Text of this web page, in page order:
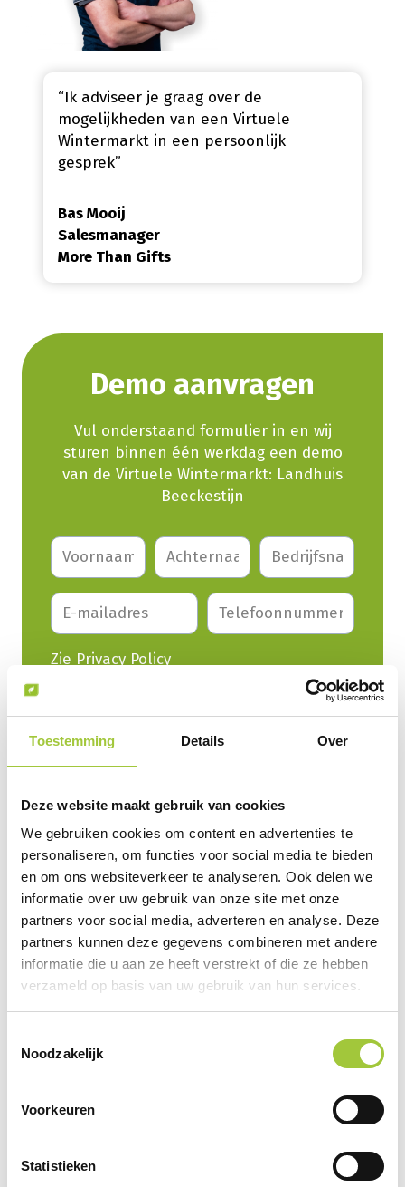
Toestemming Details Over
Deze website maakt gebruik van cookies
We gebruiken cookies om content en advertenties te
personaliseren, om functies voor social media te bieden
en om ons websiteverkeer te analyseren. Ook delen we
informatie over uw gebruik van onze site met onze
partners voor social media, adverteren en analyse. Deze
partners kunnen deze gegevens combineren met andere
informatie die u aan ze heeft verstrekt of die ze hebben
verzameld op basis van uw gebruik van hun services.
Noodzakelijk
Voorkeuren
Statistieken
“Ik adviseer je graag over de
mogelijkheden van een Virtuele
Wintermarkt in een persoonlijk
gesprek”
Bas Mooij
Salesmanager
More Than Gifts
Demo aanvragen
Vul onderstaand formulier in en wij
sturen binnen één werkdag een demo
van de Virtuele Wintermarkt: Landhuis
Beeckestijn
Zie Privacy Policy
98% van onze klanten beveelt ons aan
Veelgestelde Klantvragen
Moet ik BTW betalen over de